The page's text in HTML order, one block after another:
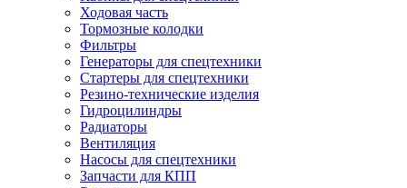
Ходовая часть
Тормозные колодки
Фильтры
Генераторы для спецтехники
Стартеры для спецтехники
Резино-технические изделия
Гидроцилиндры
Радиаторы
Вентиляция
Насосы для спецтехники
Запчасти для КПП